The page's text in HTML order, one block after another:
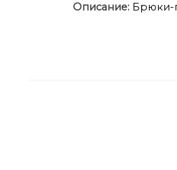
Описание: Брюки-